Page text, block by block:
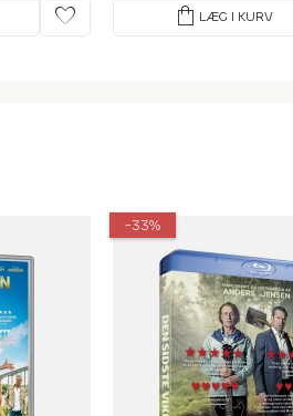
favorite shopping_bag LÆG I KURV
-33%